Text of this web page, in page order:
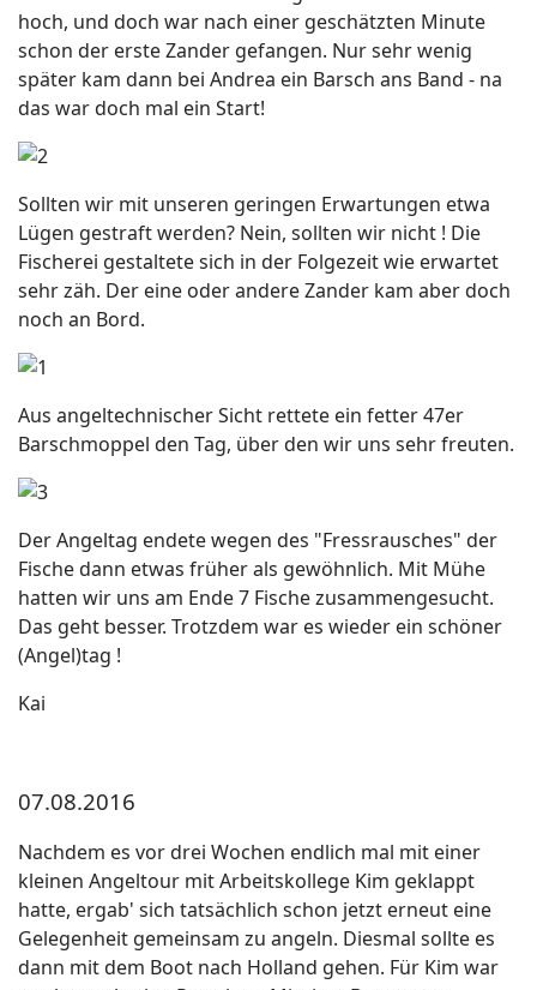
hoch, und doch war nach einer geschätzten Minute
schon der erste Zander gefangen. Nur sehr wenig
später kam dann bei Andrea ein Barsch ans Band - na
das war doch mal ein Start!
Sollten wir mit unseren geringen Erwartungen etwa
Lügen gestraft werden? Nein, sollten wir nicht ! Die
Fischerei gestaltete sich in der Folgezeit wie erwartet
sehr zäh. Der eine oder andere Zander kam aber doch
noch an Bord.
Aus angeltechnischer Sicht rettete ein fetter 47er
Barschmoppel den Tag, über den wir uns sehr freuten.
Der Angeltag endete wegen des "Fressrausches" der
Fische dann etwas früher als gewöhnlich. Mit Mühe
hatten wir uns am Ende 7 Fische zusammengesucht.
Das geht besser. Trotzdem war es wieder ein schöner
(Angel)tag !
Kai
07.08.2016
Nachdem es vor drei Wochen endlich mal mit einer
kleinen Angeltour mit Arbeitskollege Kim geklappt
hatte, ergab' sich tatsächlich schon jetzt erneut eine
Gelegenheit gemeinsam zu angeln. Diesmal sollte es
dann mit dem Boot nach Holland gehen. Für Kim war